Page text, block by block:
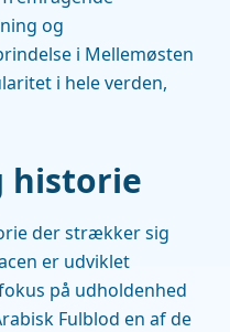
og
i Mellemøsten
i hele verden,
historie
der strækker sig
er udviklet
på udholdenhed
Fulblod en af de